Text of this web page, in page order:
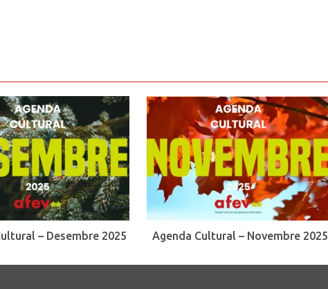
– Desembre 2025 Agenda Cultural – Novembre 2025